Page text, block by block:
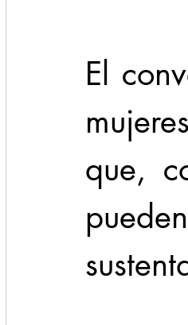
El
que,